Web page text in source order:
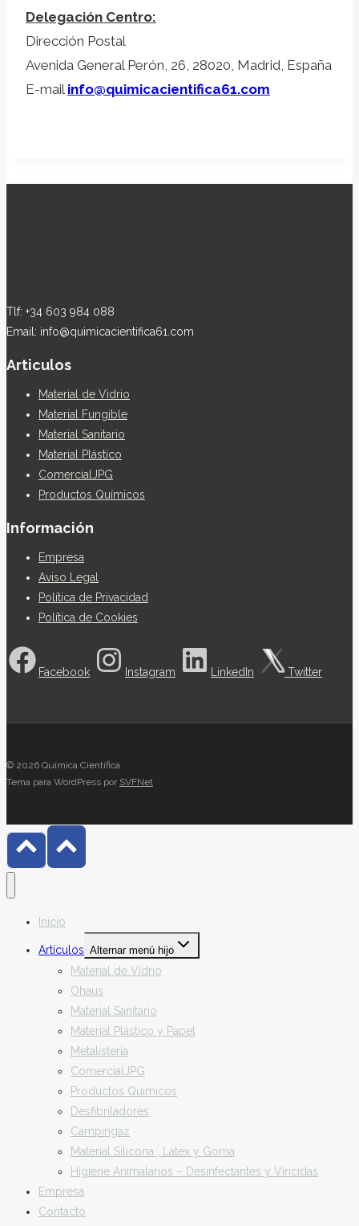
Delegación Centro:
Dirección Postal
Avenida General Perón, 26, 28020, Madrid, España
E-mail info@quimicacientifica61.com
Tlf: +34 603 984 088
Email: info@quimicacientifica61.com
Articulos
Material de Vidrio
Material Fungible
Material Sanitario
Material Plástico
ComercialJPG
Productos Químicos
Información
Empresa
Aviso Legal
Política de Privacidad
Política de Cookies
Facebook Instagram LinkedIn Twitter
© 2026 Química Científica
Tema para WordPress por SVFNet
Inicio
Artículos Alternar menú hijo
Material de Vidrio
Ohaus
Material Sanitario
Material Plástico y Papel
Metalistería
ComercialJPG
Productos Químicos
Desfibriladores
Campingaz
Material Silicona , Latex y Goma
Higiene Animalarios – Desinfectantes y Viricidas
Empresa
Contacto